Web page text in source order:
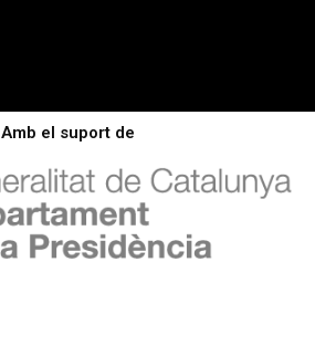
Amb el suport de